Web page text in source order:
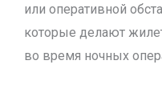
или оперативной
которые делают
во время ночных